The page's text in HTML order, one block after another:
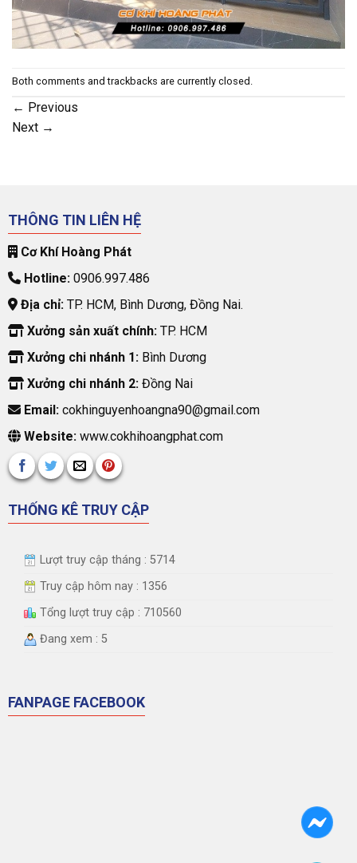
Both comments and trackbacks are currently closed.
← Previous
Next →
THÔNG TIN LIÊN HỆ
Cơ Khí Hoàng Phát
Hotline:0906.997.486
Địa chỉ:TP. HCM, Bình Dương, Đồng Nai.
Xưởng sản xuất chính:TP. HCM
Xưởng chi nhánh 1:Bình Dương
Xưởng chi nhánh 2:Đồng Nai
Email:cokhinguyenhoangna90@gmail.com
Website:www.cokhihoangphat.com
THỐNG KÊ TRUY CẬP
Lượt truy cập tháng : 5714
Truy cập hôm nay : 1356
Tổng lượt truy cập : 710560
Đang xem : 5
FANPAGE FACEBOOK